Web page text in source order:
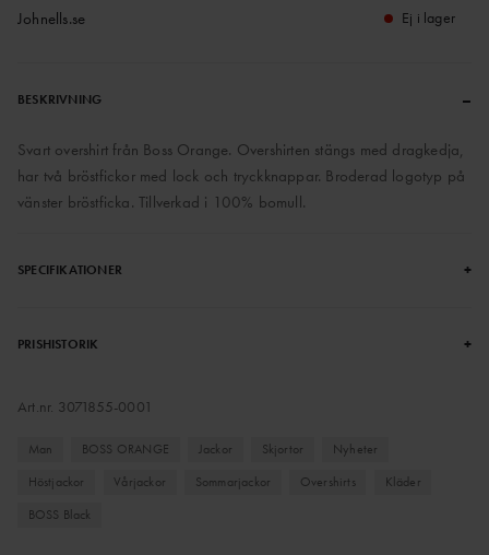
Johnells.se Ej i lager
BESKRIVNING –
Svart overshirt från Boss Orange. Overshirten stängs med dragkedja,
har två bröstfickor med lock och tryckknappar. Broderad logotyp på
vänster bröstficka. Tillverkad i 100% bomull.
SPECIFIKATIONER +
PRISHISTORIK +
Art.nr. 3071855-0001
Man BOSS ORANGE Jackor Skjortor
Nyheter
Höstjackor
Vårjackor Sommarjackor Overshirts
Kläder
BOSS Black